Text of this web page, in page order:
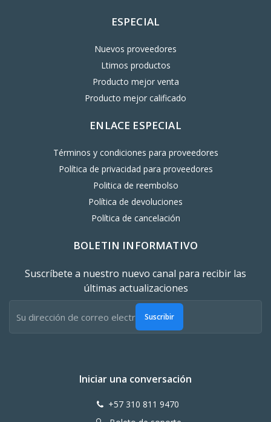
ESPECIAL
Nuevos proveedores
Ltimos productos
Producto mejor venta
Producto mejor calificado
ENLACE ESPECIAL
Términos y condiciones para proveedores
Política de privacidad para proveedores
Politica de reembolso
Política de devoluciones
Política de cancelación
BOLETIN INFORMATIVO
Suscríbete a nuestro nuevo canal para recibir las
últimas actualizaciones
Suscribir
Iniciar una conversación
+57 310 811 9470